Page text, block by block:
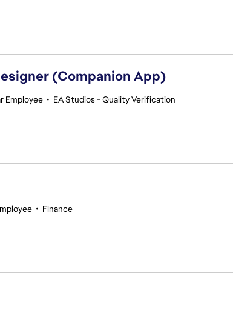
(Companion App)
Employee • EA Studios - Quality Verification
• Finance